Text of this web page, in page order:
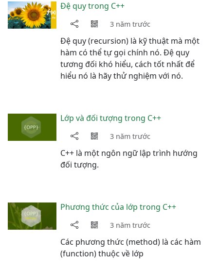
Đệ quy trong C++
3 năm trước
Đệ quy (recursion) là kỹ thuật mà một
hàm có thể tự gọi chính nó. Đệ quy
tương đối khó hiểu, cách tốt nhất để
hiểu nó là hãy thử nghiệm với nó.
Lớp và đối tượng trong C++
3 năm trước
C++ là một ngôn ngữ lập trình hướng
đối tượng.
Phương thức của lớp trong C++
3 năm trước
Các phương thức (method) là các hàm
(function) thuộc về lớp